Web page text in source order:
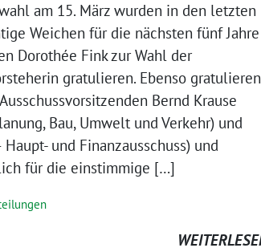
am 15. März wurden in den letzten
Weichen für die nächsten fünf Jahre
Dorothée Fink zur Wahl der
gratulieren. Ebenso gratulieren
Bernd Krause
Bau, Umwelt und Verkehr) und
und Finanzausschuss) und
für die einstimmige […]